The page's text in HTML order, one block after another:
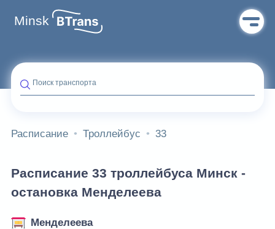
Minsk
Поиск транспорта
Расписание Троллейбус 33
Расписание 33 троллейбуса Минск -
остановка Менделеева
Менделеева